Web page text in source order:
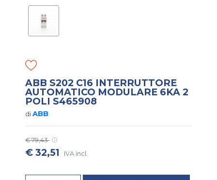
ABB S202 C16 INTERRUTTORE
AUTOMATICO MODULARE 6KA 2
POLI S465908
diABB
€ 79,43
€ 32,51 IVA incl.